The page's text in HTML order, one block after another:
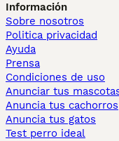
Información
Sobre nosotros
Politica privacidad
Ayuda
Prensa
Condiciones de uso
Anunciar tus
Anuncia tus cachorros
Anuncia tus gatos
Test perro ideal